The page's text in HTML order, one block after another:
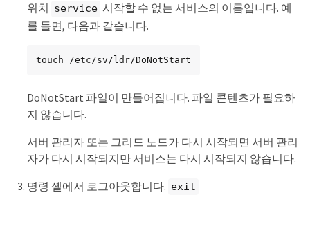
위치 service 시작할 수 없는 서비스의 이름입니다. 예
를 들면, 다음과 같습니다.
touch /etc/sv/ldr/DoNotStart
DoNotStart 파일이 만들어집니다. 파일 콘텐츠가 필요하
지 않습니다.
서버 관리자 또는 그리드 노드가 다시 시작되면 서버 관리
자가 다시 시작되지만 서비스는 다시 시작되지 않습니다.
명령 셸에서 로그아웃합니다. exit